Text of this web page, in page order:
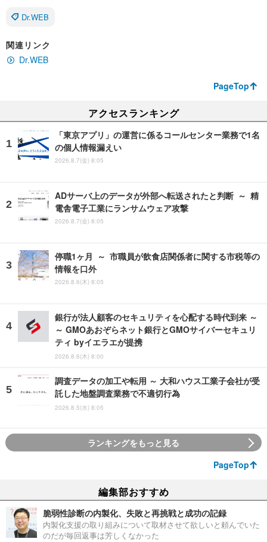
Dr.WEB
関連リンク
Dr.WEB
PageTop
アクセスランキング
「東京アプリ」の運営に係るコールセンター業務で1名
の個人情報漏えい
2026.8.7(金) 8:05
ADサーバ上のデータが外部へ転送されたと判断 ～ 精
電舎電子工業にランサムウェア攻撃
2026.8.7(金) 8:05
停職1ヶ月 ～ 市職員が飲食店関係者に関する市税等の
情報を口外
2026.8.6(木) 8:05
銀行が法人顧客のセキュリティを心配する時代到来 ～
～ GMOあおぞらネット銀行とGMOサイバーセキュリ
ティ byイエラエが提携
2026.8.6(木) 8:00
調査データの加工や転用 ～ 大和ハウス工業子会社が受
託した地盤調査業務で不適切行為
2026.8.5(水) 8:05
ランキングをもっと見る
PageTop
編集部おすすめ
脆弱性診断の内製化、失敗と再挑戦と成功の記録
内製化支援の取り組みについて取材させて欲しいと頼んでいた
のだが毎回返事は芳しくなかった